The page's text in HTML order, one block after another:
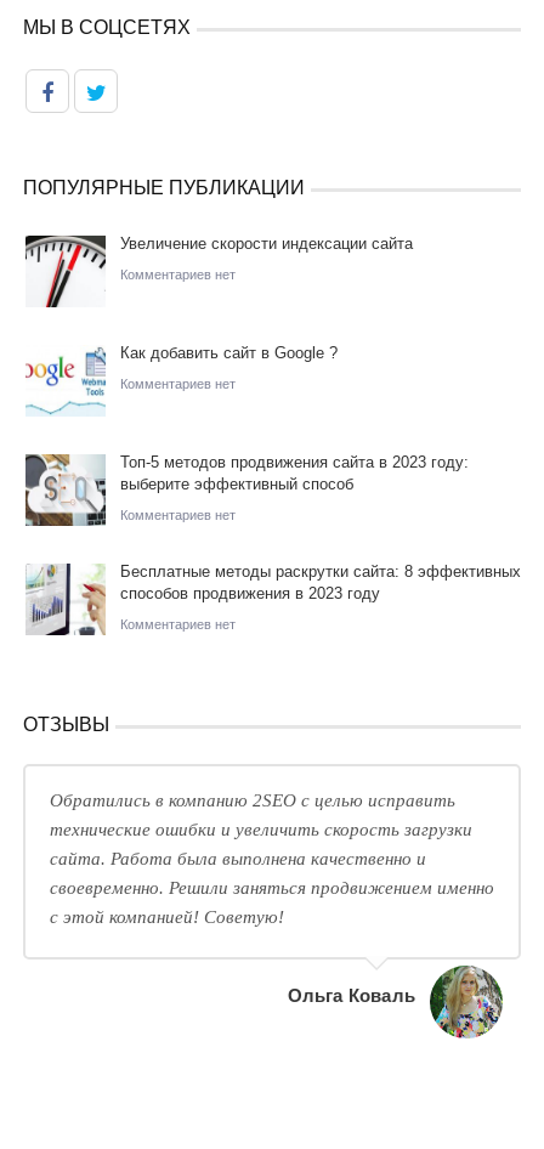
МЫ В СОЦСЕТЯХ
ПОПУЛЯРНЫЕ ПУБЛИКАЦИИ
Увеличение скорости индексации сайта
Комментариев нет
Как добавить сайт в Google ?
Комментариев нет
Топ-5 методов продвижения сайта в 2023 году:
выберите эффективный способ
Комментариев нет
Бесплатные методы раскрутки сайта: 8 эффективных
способов продвижения в 2023 году
Комментариев нет
ОТЗЫВЫ
Обратились в компанию 2SEO с целью исправить
технические ошибки и увеличить скорость загрузки
сайта. Работа была выполнена качественно и
своевременно. Решили заняться продвижением именно
с этой компанией! Советую!
Ольга Коваль